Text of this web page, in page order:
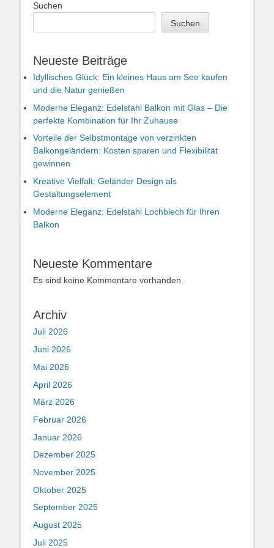
Suchen
Suchen
Neueste Beiträge
Idyllisches Glück: Ein kleines Haus am See kaufen
und die Natur genießen
Moderne Eleganz: Edelstahl Balkon mit Glas – Die
perfekte Kombination für Ihr Zuhause
Vorteile der Selbstmontage von verzinkten
Balkongeländern: Kosten sparen und Flexibilität
gewinnen
Kreative Vielfalt: Geländer Design als
Gestaltungselement
Moderne Eleganz: Edelstahl Lochblech für Ihren
Balkon
Neueste Kommentare
Es sind keine Kommentare vorhanden.
Archiv
Juli 2026
Juni 2026
Mai 2026
April 2026
März 2026
Februar 2026
Januar 2026
Dezember 2025
November 2025
Oktober 2025
September 2025
August 2025
Juli 2025